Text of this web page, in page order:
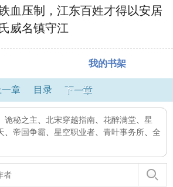
血压制，江东百姓才得以安居
威名镇守江
我的书架
一章 目录 下一章
诡秘之主 北宋穿越指南 花醉满堂
星
帝国争霸 星空职业者 青叶事务所
全